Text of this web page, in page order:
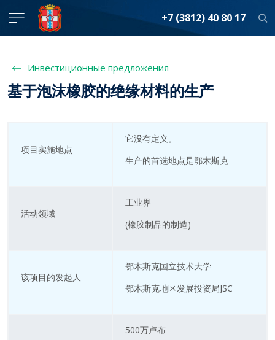
+7 (3812) 40 80 17
Инвестиционные предложения
基于泡沫橡胶的绝缘材料的生产
项目实施地点
它没有定义。
生产的首选地点是鄂木斯克
活动领域
工业界
(橡胶制品的制造)
该项目的发起人
鄂木斯克国立技术大学
鄂木斯克地区发展投资局JSC
500万卢布